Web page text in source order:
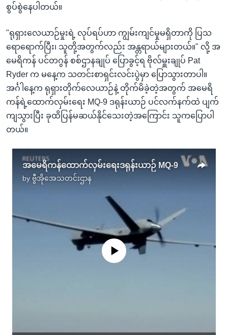
စွပ်စွဲနေပါတယ်။
"ရုရှားလေယာဉ်မှုးရဲ့ လုပ်ရပ်ဟာ ကျွမ်းကျင်မှုမရှိတာကို ပြသ
ရောရောက်ပြီး၊ သူတို့အတွက်လည်း အန္တရာယ်များတယ်။" လို့ အ
မေရိကန် ပင်တဂွန် စစ်ဌာနချုပ် ပြောခွင့်ရ ဗိုလ်မှူးချုပ် Pat
Ryder က မနေ့က သတင်းစာရှင်းလင်းပွဲမှာ ပြောသွားတာပါ။
အင်္ဂါနေ့က ရုရှားတိုက်လေယာဉ်နဲ့ တိုက်မိခဲ့တဲ့အတွက် အမေရိ
ကန်ရဲ့ထောက်လှမ်းရေး MQ-9 ဒရုန်းယာဉ် ပင်လက်နက်ထဲ ပျက်
ကျသွားပြီး ခုထိပြန်မဆယ်နိုင်သေးတဲ့အကြောင်း သူကပြောပါ
တယ်။
အမေရိကန်ထောက်လှမ်းရေးဒရုန်းယာဉ် MQ-9
by ဗွီအိုအေသတင်းဌာန
No media source currently available